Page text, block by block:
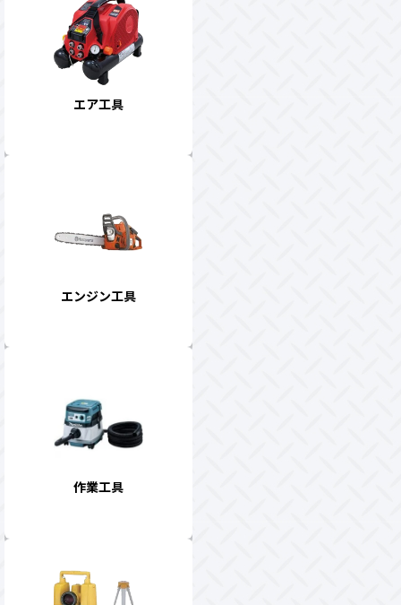
エア工具
エンジン工具
作業工具